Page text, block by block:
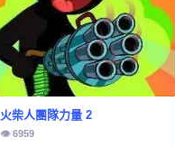
火柴人團隊力量 2
👁 6959